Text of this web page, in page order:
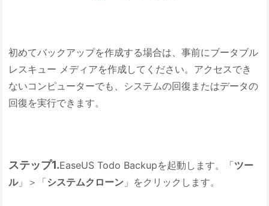
初めてバックアップを作成する場合は、事前にブータブル
レスキュー メディアを作成してください。アクセスでき
ないコンピューターでも、システムの回復またはデータの
回復を実行できます。
ステップ1.EaseUS Todo Backupを起動します。「ツー
ル」＞「システムクローン 」をクリックします。